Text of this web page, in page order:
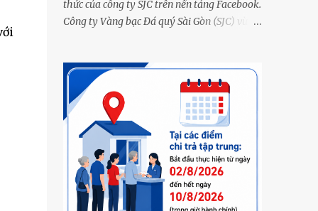
thức của công ty SJC trên nền tảng Facebook.
Công ty Vàng bạc Đá quý Sài Gòn (SJC) vừa
fanpage chính thức của công ty SJC trên nền
tảng Facebook (đường link page
www.facebook.com/sjcsaigon). Trước đó,
công ty liên tục ghi nhận và cảnh báo đến
khách hàng việc các đối tượng xấu giả mạo
Fanpage của SJC trên nền tảng Facebook
nhằm mục đích lừa đảo, trục lợi. Để bảo đảm
an toàn tài sản cho khách hàng, công ty SJC